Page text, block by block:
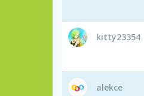
kitty23354
alekce